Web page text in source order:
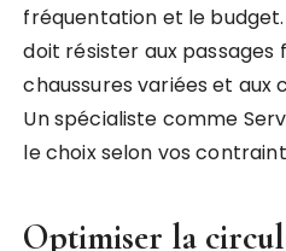
fréquentation et le
doit résister aux passages
chaussures variées et aux
Un spécialiste comme
le choix selon vos
Optimiser la